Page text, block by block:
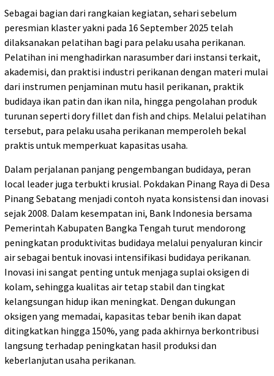
Sebagai bagian dari rangkaian kegiatan, sehari sebelum
peresmian klaster yakni pada 16 September 2025 telah
dilaksanakan pelatihan bagi para pelaku usaha perikanan.
Pelatihan ini menghadirkan narasumber dari instansi terkait,
akademisi, dan praktisi industri perikanan dengan materi mulai
dari instrumen penjaminan mutu hasil perikanan, praktik
budidaya ikan patin dan ikan nila, hingga pengolahan produk
turunan seperti dory fillet dan fish and chips. Melalui pelatihan
tersebut, para pelaku usaha perikanan memperoleh bekal
praktis untuk memperkuat kapasitas usaha.
Dalam perjalanan panjang pengembangan budidaya, peran
local leader juga terbukti krusial. Pokdakan Pinang Raya di Desa
Pinang Sebatang menjadi contoh nyata konsistensi dan inovasi
sejak 2008. Dalam kesempatan ini, Bank Indonesia bersama
Pemerintah Kabupaten Bangka Tengah turut mendorong
peningkatan produktivitas budidaya melalui penyaluran kincir
air sebagai bentuk inovasi intensifikasi budidaya perikanan.
Inovasi ini sangat penting untuk menjaga suplai oksigen di
kolam, sehingga kualitas air tetap stabil dan tingkat
kelangsungan hidup ikan meningkat. Dengan dukungan
oksigen yang memadai, kapasitas tebar benih ikan dapat
ditingkatkan hingga 150%, yang pada akhirnya berkontribusi
langsung terhadap peningkatan hasil produksi dan
keberlanjutan usaha perikanan.